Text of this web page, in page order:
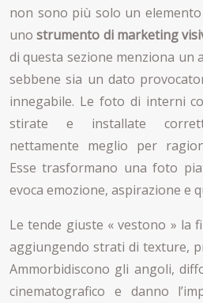
non sono più solo un elemento
unostrumento di marketing
di questa sezione menziona un
sebbene sia un dato
innegabile. Le foto di interni
stirate e installate
nettamente meglio per
Esse trasformano una foto
evoca emozione, aspirazione e
Le tende giuste « vestono » la
aggiungendo strati di texture,
Ammorbidiscono gli angoli,
cinematografico e danno